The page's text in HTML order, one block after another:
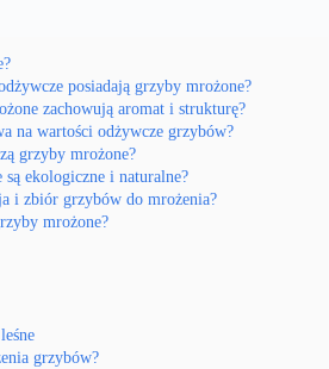
posiadają grzyby mrożone?
zachowują aromat i strukturę?
na wartości odżywcze grzybów?
grzyby mrożone?
ekologiczne i naturalne?
i zbiór grzybów do mrożenia?
mrożone?
grzybów?